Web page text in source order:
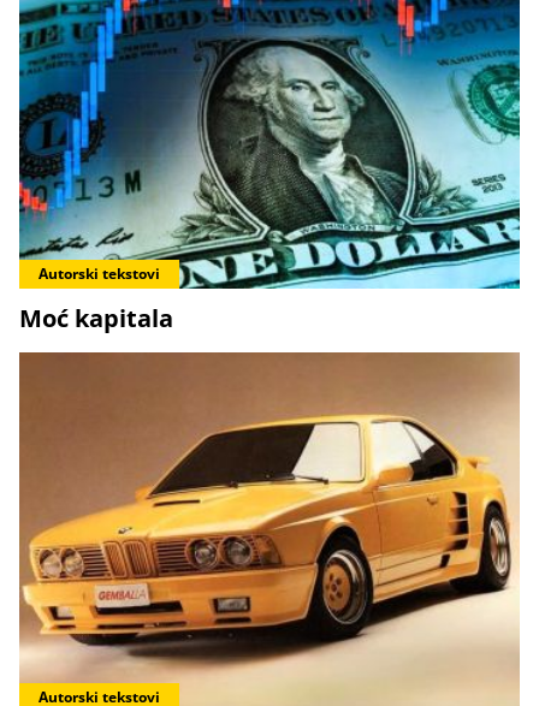
Autorski tekstovi
Moć kapitala
Autorski tekstovi